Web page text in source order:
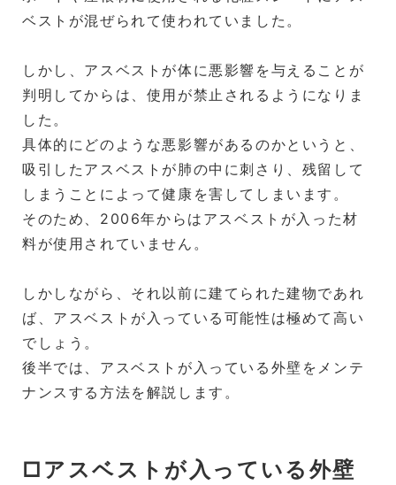
ベストが混ぜられて使われていました。
しかし、アスベストが体に悪影響を与えることが
判明してからは、使用が禁止されるようになりま
した。
具体的にどのような悪影響があるのかというと、
吸引したアスベストが肺の中に刺さり、残留して
しまうことによって健康を害してしまいます。
そのため、2006年からはアスベストが入った材
料が使用されていません。
しかしながら、それ以前に建てられた建物であれ
ば、アスベストが入っている可能性は極めて高い
でしょう。
後半では、アスベストが入っている外壁をメンテ
ナンスする方法を解説します。
□アスベストが入っている外壁